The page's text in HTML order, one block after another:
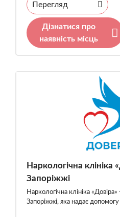
Перегляд
Дізнатися про
наявність місць
Наркологічна клініка
Запоріжжі
Наркологічна клініка
Запоріжжі, яка надає